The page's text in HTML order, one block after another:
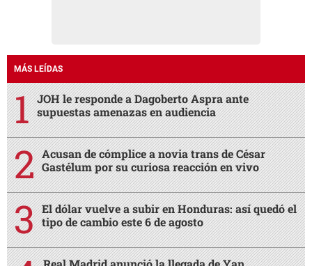
MÁS LEÍDAS
JOH le responde a Dagoberto Aspra ante
supuestas amenazas en audiencia
Acusan de cómplice a novia trans de César
Gastélum por su curiosa reacción en vivo
El dólar vuelve a subir en Honduras: así quedó el
tipo de cambio este 6 de agosto